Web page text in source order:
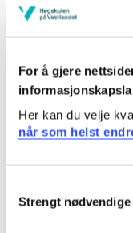
For å gjere
Her kan du velje
når som helst
Selection
Strengt
Ein studenten med
læringsutbytte
Kunnskap:
Studenten...